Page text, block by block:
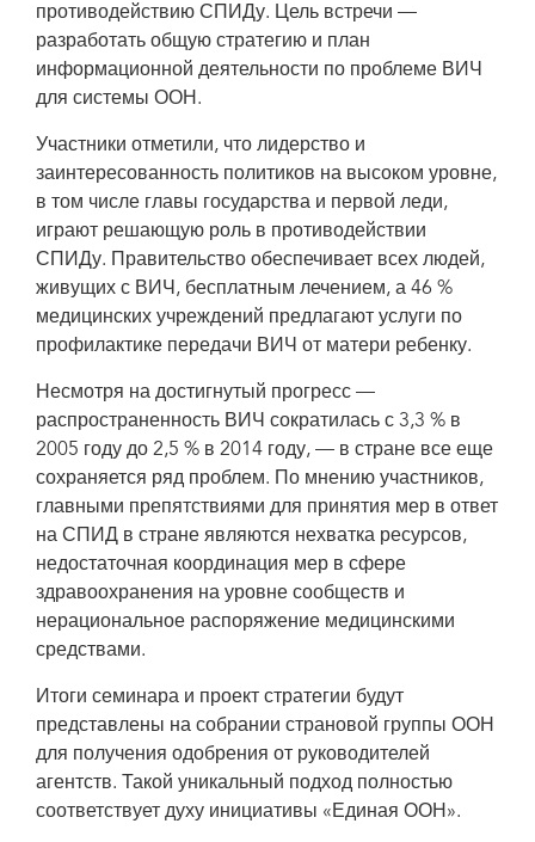
Стратегические партнеры по противодействию СПИДу встретились, чтобы
разработать общую стратегию и план информационной деятельности по
проблеме ВИЧ для системы ООН.
противодействию СПИДу. Цель встречи —
разработать общую стратегию и план
информационной деятельности по проблеме ВИЧ
для системы ООН.
Участники отметили, что лидерство и
заинтересованность политиков на высоком уровне,
в том числе главы государства и первой леди,
играют решающую роль в противодействии
СПИДу. Правительство обеспечивает всех людей,
живущих с ВИЧ, бесплатным лечением, а 46 %
медицинских учреждений предлагают услуги по
профилактике передачи ВИЧ от матери ребенку.
Несмотря на достигнутый прогресс —
распространенность ВИЧ сократилась с 3,3 % в
2005 году до 2,5 % в 2014 году, — в стране все еще
сохраняется ряд проблем. По мнению участников,
главными препятствиями для принятия мер в ответ
на СПИД в стране являются нехватка ресурсов,
недостаточная координация мер в сфере
здравоохранения на уровне сообществ и
нерациональное распоряжение медицинскими
средствами.
Итоги семинара и проект стратегии будут
представлены на собрании страновой группы ООН
для получения одобрения от руководителей
агентств. Такой уникальный подход полностью
соответствует духу инициативы «Единая ООН».